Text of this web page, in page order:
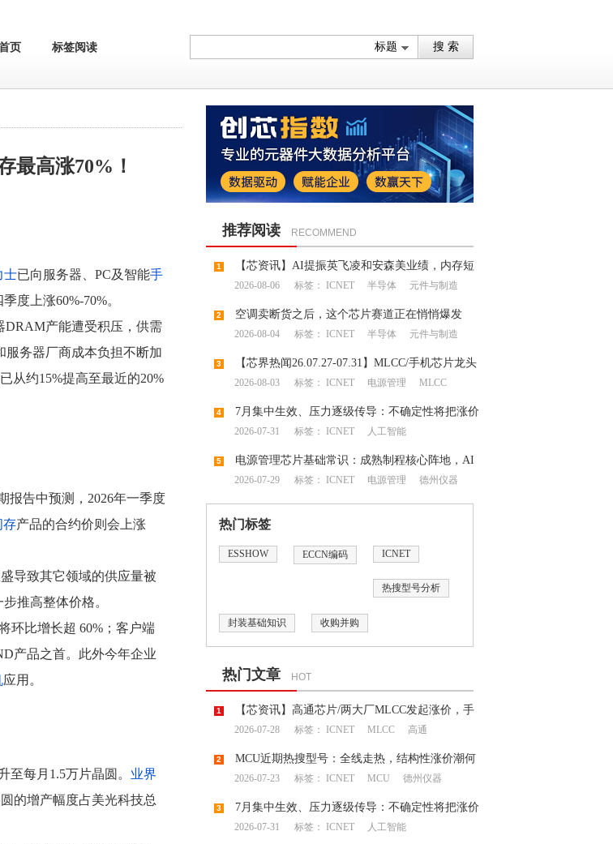
页 标签阅读
最高涨70%！
士已向服务器、PC及智能手
度上涨60%-70%。
DRAM产能遭受积压，供需
服务器厂商成本负担不断加
从约15%提高至最近的20%
报告中预测，2026年一季度
存产品的合约价则会上涨
导致其它领域的供应量被
推高整体价格。
环比增长超 60%；客户端
产品之首。此外今年企业
应用。
至每月1.5万片晶圆。 业界
的增产幅度占美光科技总
推荐阅读 RECOMMEND
1
【芯资讯】AI提振英飞凌和安森美业绩，内存短
缺预期延续至明年
2026-08-06 标签： ICNET 半导体 元件与制造
2 空调卖断货之后，这个芯片赛道正在悄悄爆发
2026-08-04 标签： ICNET 半导体 元件与制造
3
【芯界热闻26.07.27-07.31】MLCC/手机芯片龙头
领涨，地震牵动成熟制程半导体供应链
2026-08-03 标签： ICNET 电源管理 MLCC
4
7月集中生效、压力逐级传导：不确定性将把涨价
潮带向何处？
2026-07-31 标签： ICNET 人工智能
5
电源管理芯片基础常识：成熟制程核心阵地，AI
时代“一飞冲天”
2026-07-29 标签： ICNET 电源管理 德州仪器
热门标签
ESSHOW ECCN编码 ICNET
热搜型号分析
封装基础知识 收购并购
热门文章 HOT
1
【芯资讯】高通芯片/两大厂MLCC发起涨价，手
机供应链产生上下游博弈
2026-07-28 标签： ICNET MLCC 高通
2
MCU近期热搜型号：全线走热，结构性涨价潮何
去何从？
2026-07-23 标签： ICNET MCU 德州仪器
3
7月集中生效、压力逐级传导：不确定性将把涨价
潮带向何处？
2026-07-31 标签： ICNET 人工智能